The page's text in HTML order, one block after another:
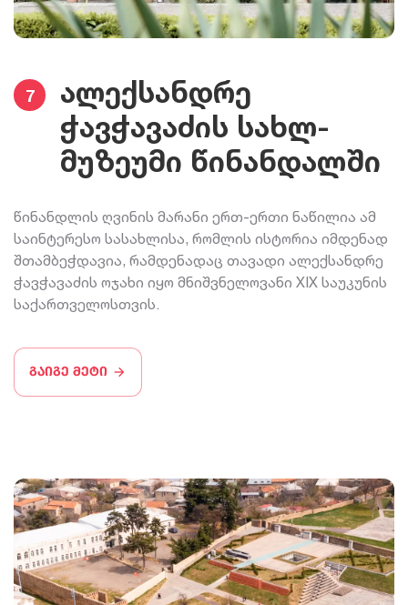
7
ალექსანდრე
ჭავჭავაძის სახლ-
მუზეუმი წინანდალში
წინანდლის ღვინის მარანი ერთ-ერთი ნაწილია ამ
საინტერესო სასახლისა, რომლის ისტორია იმდენად
შთამბეჭდავია, რამდენადაც თავადი ალექსანდრე
ჭავჭავაძის ოჯახი იყო მნიშვნელოვანი XIX საუკუნის
საქართველოსთვის.
გაიგე მეტი